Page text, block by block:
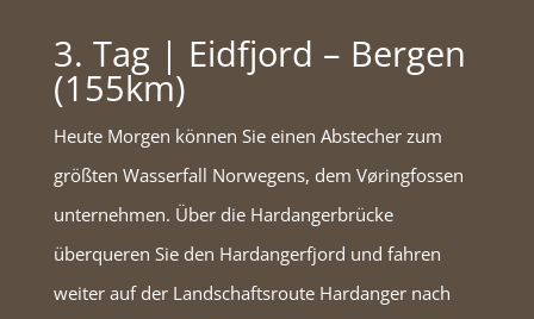
3. Tag | Eidfjord – Bergen
(155km)
Heute Morgen können Sie einen Abstecher zum
größten Wasserfall Norwegens, dem Vøringfossen
unternehmen. Über die Hardangerbrücke
überqueren Sie den Hardangerfjord und fahren
weiter auf der Landschaftsroute Hardanger nach